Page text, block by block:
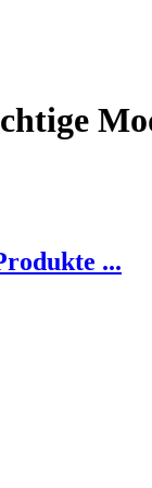
...